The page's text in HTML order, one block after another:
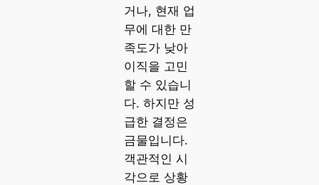
거나, 현재 업
무에 대한 만
족도가 낮아
이직을 고민
할 수 있습니
다. 하지만 성
급한 결정은
금물입니다.
객관적인 시
각으로 상황